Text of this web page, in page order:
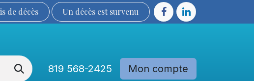
de décès Un décès est sur​​​​​​​​ve​nu​​​​​​​​​​
819 568-2425 Mon compte